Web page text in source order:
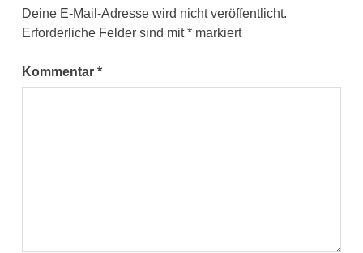
Deine E-Mail-Adresse wird nicht veröffentlicht.
Erforderliche Felder sind mit* markiert
Kommentar*